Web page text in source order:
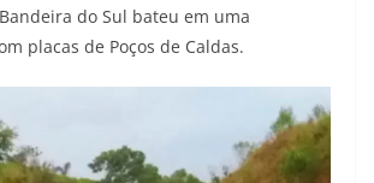
do Sul bateu em uma
placas de Poços de Caldas.